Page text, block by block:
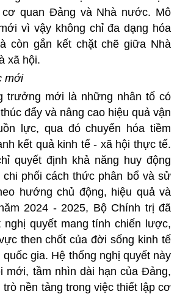
quan Đảng và Nhà nước. Mô
vì vậy không chỉ đa dạng hóa
còn gắn kết chặt chẽ giữa Nhà
xã hội.
mới
trưởng mới là những nhân tố có
đẩy và nâng cao hiệu quả vận
lực, qua đó chuyển hóa tiềm
kết quả kinh tế - xã hội thực tế.
quyết định khả năng huy động
phối cách thức phân bổ và sử
hướng chủ động, hiệu quả và
2024 - 2025, Bộ Chính trị đã
nghị quyết mang tính chiến lược,
then chốt của đời sống kinh tế
gia. Hệ thống nghị quyết này
mới, tầm nhìn dài hạn của Đảng,
nền tảng trong việc thiết lập cơ